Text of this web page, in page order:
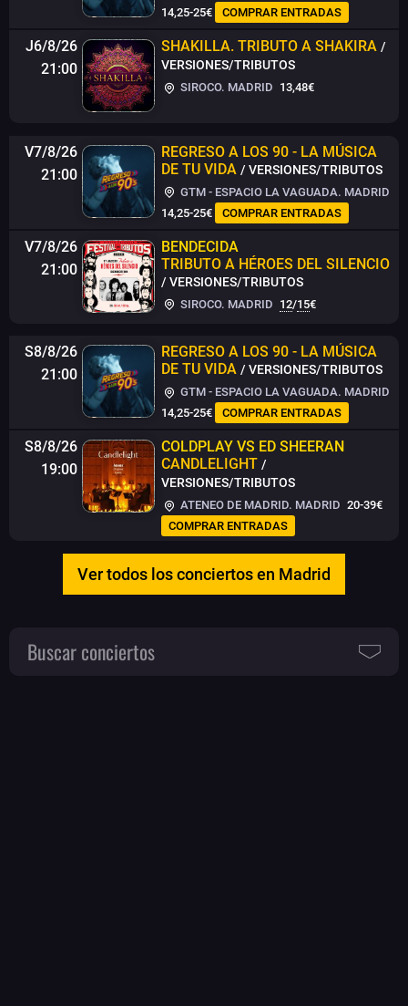
14,25-25€
COMPRAR ENTRADAS
J6/8/26
21:00
SHAKILLA. TRIBUTO A SHAKIRA /
VERSIONES/TRIBUTOS
SIROCO. MADRID 13,48€
V7/8/26
21:00
REGRESO A LOS 90 - LA MÚSICA
DE TU VIDA / VERSIONES/TRIBUTOS
GTM - ESPACIO LA VAGUADA. MADRID
14,25-25€
COMPRAR ENTRADAS
V7/8/26
21:00
BENDECIDA
TRIBUTO A HÉROES DEL SILENCIO
/ VERSIONES/TRIBUTOS
SIROCO. MADRID 12/15€
S8/8/26
21:00
REGRESO A LOS 90 - LA MÚSICA
DE TU VIDA / VERSIONES/TRIBUTOS
GTM - ESPACIO LA VAGUADA. MADRID
14,25-25€
COMPRAR ENTRADAS
S8/8/26
19:00
COLDPLAY VS ED SHEERAN
CANDLELIGHT /
VERSIONES/TRIBUTOS
ATENEO DE MADRID. MADRID 20-39€
COMPRAR ENTRADAS
Ver todos los conciertos en Madrid
Buscar conciertos